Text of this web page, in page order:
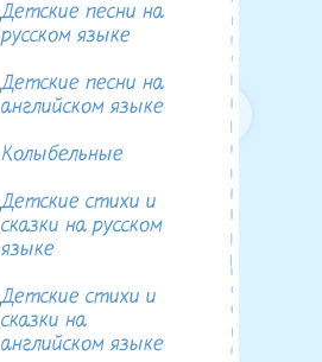
Детские песни на
русском языке
Детские песни на
английском языке
Колыбельные
Детские стихи и
сказки на русском
языке
Детские стихи и
сказки на
английском языке